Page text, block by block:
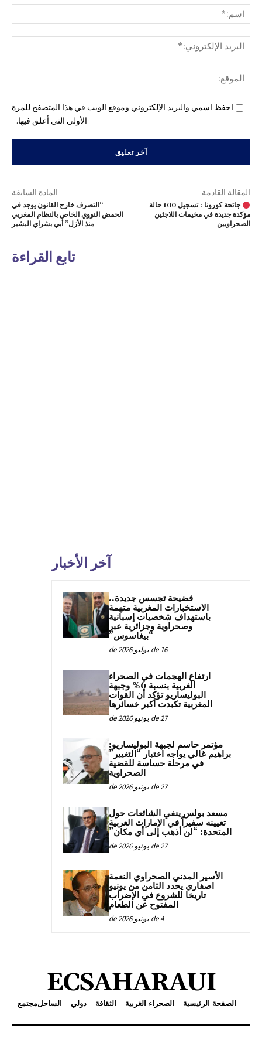
احفظ اسمي والبريد الإلكتروني وموقع الويب في هذا المتصفح للمرة
الأولى التي أعلق فيها.
المادة السابقة
“التصرف خارج القانون يوجد في
الحمض النووي الخاص بالنظام المغربي
منذ الأزل” أبي بشراي البشير
المقالة القادمة
جائحة كورونا : تسجيل 100 حالة
مؤكدة جديدة في مخيمات اللاجئين
الصحراويين
تابع القراءة
آخر الأخبار
فضيحة تجسس جديدة..
الاستخبارات المغربية متهمة
باستهداف شخصيات إسبانية
وصحراوية وجزائرية عبر
“بيغاسوس”
16 de يوليو de 2026
ارتفاع الهجمات في الصحراء
الغربية بنسبة 6% وجبهة
البوليساريو تؤكد أن القوات
المغربية تكبدت أكبر خسائرها
27 de يونيو de 2026
مؤتمر حاسم لجبهة البوليساريو:
براهيم غالي يواجه اختبار “التغيير”
في مرحلة حساسة للقضية
الصحراوية
27 de يونيو de 2026
مسعد بولس ينفي الشائعات حول
تعيينه سفيراً في الإمارات العربية
المتحدة: “لن أذهب إلى أي مكان”
27 de يونيو de 2026
الأسير المدني الصحراوي النعمة
اصفاري يحدد الثامن من يونيو
تاريخا للشروع في الإضراب
المفتوح عن الطعام
4 de يونيو de 2026
ECSAHARAUI
الصفحة الرئيسية الصحراء الغربية الثقافة دولي الساحلمجتمع